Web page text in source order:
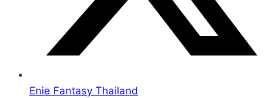
Enie Fantasy Thailand